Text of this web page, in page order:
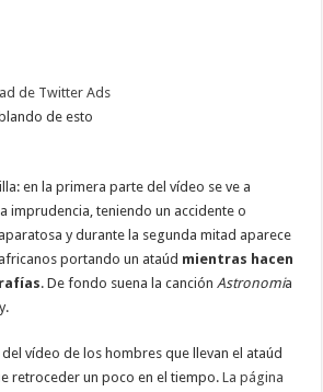
de Twitter Ads
de esto
en la primera parte del vídeo se ve a
imprudencia, teniendo un accidente o
y durante la segunda mitad aparece
portando un ataúd mientras hacen
. De fondo suena la canciónAstronomia
vídeo de los hombres que llevan el ataúd
retroceder un poco en el tiempo.La página